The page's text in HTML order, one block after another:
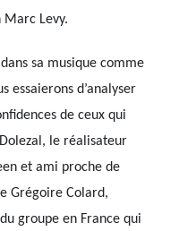
Marc Levy.
sa musique comme
essaierons d’analyser
de ceux qui
le réalisateur
et ami proche de
Grégoire Colard,
groupe en France qui